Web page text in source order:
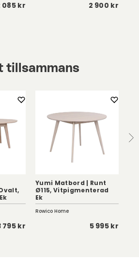
085 kr 2 900 kr
tillsammans
795 kr
Yumi Matbord | Runt
Ø115, Vitpigmenterad
Ek
Rowico Home
5 995 kr